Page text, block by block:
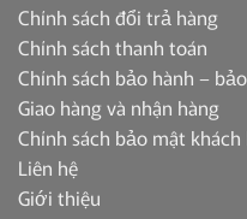
Chính sách đổi trả hàng
Chính sách thanh toán
Chính sách bảo hành –
Giao hàng và nhận hàng
Chính sách bảo mật khách
Liên hệ
Giới thiệu